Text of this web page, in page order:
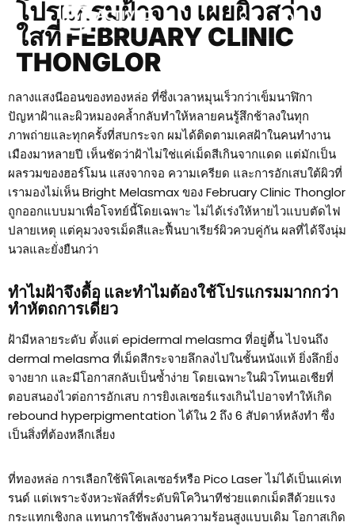
โปรแกรมฝ้าจาง เผยผิวสว่าง
ใสที่ FEBRUARY CLINIC
THONGLOR
กลางแสงนีออนของทองหล่อ ที่ซึ่งเวลาหมุนเร็วกว่าเข็มนาฬิกา
ปัญหาฝ้าและผิวหมองคล้ำกลับทำให้หลายคนรู้สึกช้าลงในทุก
ภาพถ่ายและทุกครั้งที่สบกระจก ผมได้ติดตามเคสฝ้าในคนทำงาน
เมืองมาหลายปี เห็นชัดว่าฝ้าไม่ใช่แค่เม็ดสีเกินจากแดด แต่มักเป็น
ผลรวมของฮอร์โมน แสงจากจอ ความเครียด และการอักเสบใต้ผิวที่
เรามองไม่เห็น Bright Melasmax ของ February Clinic Thonglor
ถูกออกแบบมาเพื่อโจทย์นี้โดยเฉพาะ ไม่ได้เร่งให้หายไวแบบตัดไฟ
ปลายเหตุ แต่คุมวงจรเม็ดสีและฟื้นบาเรียร์ผิวควบคู่กัน ผลที่ได้จึงนุ่ม
นวลและยั่งยืนกว่า
ทำไมฝ้าจึงดื้อ และทำไมต้องใช้โปรแกรมมากกว่า
ทำหัตถการเดี่ยว
ฝ้ามีหลายระดับ ตั้งแต่ epidermal melasma ที่อยู่ตื้น ไปจนถึง
dermal melasma ที่เม็ดสีกระจายลึกลงไปในชั้นหนังแท้ ยิ่งลึกยิ่ง
จางยาก และมีโอกาสกลับเป็นซ้ำง่าย โดยเฉพาะในผิวโทนเอเชียที่
ตอบสนองไวต่อการอักเสบ การยิงเลเซอร์แรงเกินไปอาจทำให้เกิด
rebound hyperpigmentation ได้ใน 2 ถึง 6 สัปดาห์หลังทำ ซึ่ง
เป็นสิ่งที่ต้องหลีกเลี่ยง
ที่ทองหล่อ การเลือกใช้พิโคเลเซอร์หรือ Pico Laser ไม่ได้เป็นแค่เท
รนด์ แต่เพราะจังหวะพัลส์ที่ระดับพิโควินาทีช่วยแตกเม็ดสีด้วยแรง
กระแทกเชิงกล แทนการใช้พลังงานความร้อนสูงแบบเดิม โอกาสเกิด